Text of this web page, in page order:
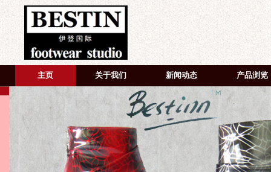
主页 关于我们 新闻动态 产品浏览